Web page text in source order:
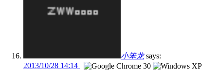
小笨龙 says:
2013/10/28 14:14